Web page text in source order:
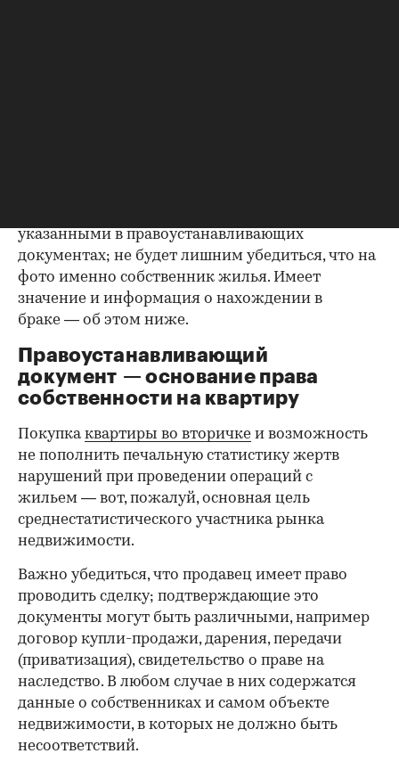
00:00 / 00:00
указанными в правоустанавливающих
документах; не будет лишним убедиться, что на
фото именно собственник жилья. Имеет
значение и информация о нахождении в
браке — об этом ниже.
Правоустанавливающий
документ — основание права
собственности на квартиру
Покупкаквартиры во вторичке и возможность
не пополнить печальную статистику жертв
нарушений при проведении операций с
жильем — вот, пожалуй, основная цель
среднестатистического участника рынка
недвижимости.
Важно убедиться, что продавец имеет право
проводить сделку; подтверждающие это
документы могут быть различными, например
договор купли-продажи, дарения, передачи
(приватизация), свидетельство о праве на
наследство. В любом случае в них содержатся
данные о собственниках и самом объекте
недвижимости, в которых не должно быть
несоответствий.